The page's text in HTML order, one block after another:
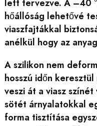
lett tervezve. A –40
hőállóság lehetővé
viaszfajtákkal
anélkül hogy az
A szilikon nem
hosszú időn
veszi át a viasz
sötét árnyalatokkal
forma tisztítása